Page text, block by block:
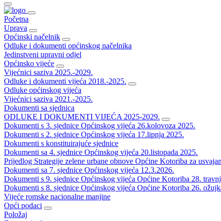
Početna
Uprava
Općinski načelnik
Odluke i dokumenti općinskog načelnika
Jedinstveni upravni odjel
Općinsko vijeće
Vijećnici saziva 2025.-2029.
Odluke i dokumenti vijeća 2018.-2025.
Odluke općinskog vijeća
Vijećnici saziva 2021.-2025.
Dokumenti sa sjednica
ODLUKE I DOKUMENTI VIJEĆA 2025-2029.
Dokumenti s 3. sjednice Općinskog vijeća 26.kolovoza 2025.
Dokumenti s 2. sjednice Općinskog vijeća 17.lipnja 2025.
Dokumenti s konstituirajuće sjednice
Dokumenti sa 4. sjednice Općinskog vijeća 20.listopada 2025.
Prijedlog Strategije zelene urbane obnove Općine Kotoriba za
Dokumenti sa 7. sjednice Općinskog vijeća 12.3.2026.
Dokumenti s 9. sjednice Općinskog vijeća Općine Kotoriba 28.
Dokumenti s 8. sjednice Općinskog vijeća Općine Kotoriba 26.
Vijeće romske nacionalne manjine
Opći podaci
Položaj